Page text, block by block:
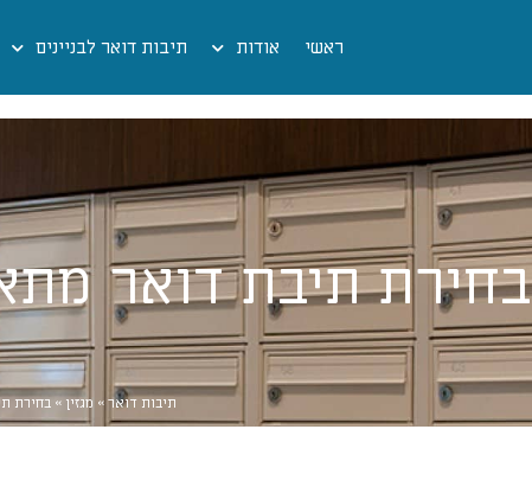
ראשי אודות תיבות דואר לבניינים
בחירת תיבת דואר
תיבות דואר» מגזין »בחירת